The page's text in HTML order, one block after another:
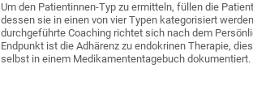
Um den Patientinnen-Typ zu ermitteln, füllen die
dessen sie in einen von vier Typen kategorisiert
durchgeführte Coaching richtet sich nach dem
Endpunkt ist die Adhärenz zu endokrinen Therapie,
selbst in einem Medikamententagebuch dokumentiert.